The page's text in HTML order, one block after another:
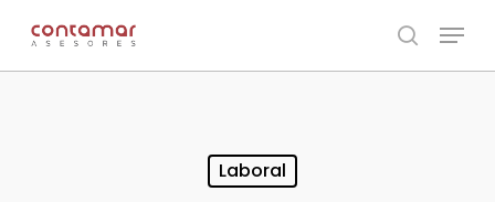
main
search
Menu
Laboral